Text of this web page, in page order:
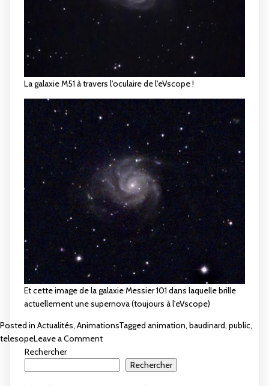
La galaxie M51 à travers l'oculaire de l'eVscope !
Et cette image de la galaxie Messier 101 dans laquelle brille
actuellement une supernova (toujours à l'eVscope)
Posted in Actualités, AnimationsTagged animation, baudinard, public,
telesopeLeave a Commenton
Rechercher
Rechercher